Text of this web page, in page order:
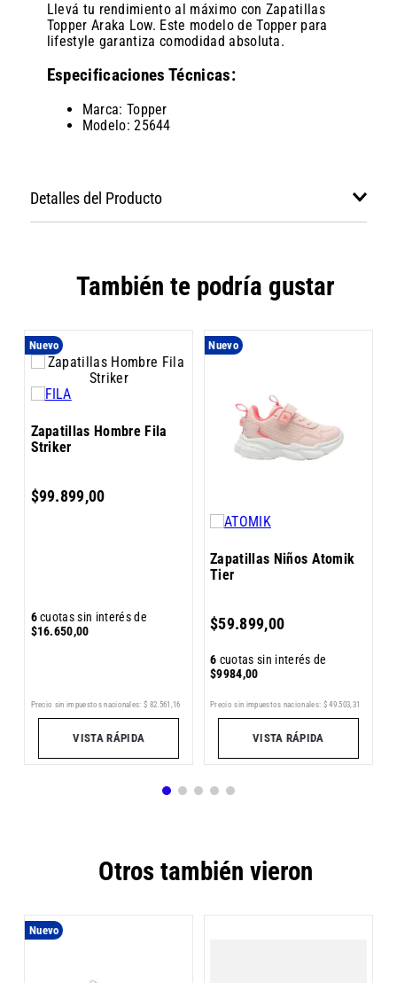
Llevá tu rendimiento al máximo con Zapatillas
Topper Araka Low. Este modelo de Topper para
lifestyle garantiza comodidad absoluta.
Especificaciones Técnicas:
Marca: Topper
Modelo: 25644
Detalles del Producto
También te podría gustar
Nuevo
Zapatillas Hombre Fila
Striker
$99.899,00
6cuotas sin interés de
$16.650,00
Precio sin impuestos nacionales: $ 82.561 ,16
VISTA RÁPIDA
Nuevo
Zapatillas Niños Atomik
Tier
$59.899,00
6 cuotas sin interés de
$9984,00
Precio sin impuestos nacionales: $ 49.503,31
VISTA RÁPIDA
Otros también vieron
Nuevo